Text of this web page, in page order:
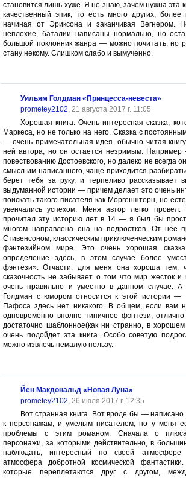
становится лишь хуже. Я не знаю, зачем нужна эта
качественный эпик, то есть много других, более
начиная от Эриксона и заканчивая Вегнером.
неплохие, баталии написаны нормально, но
большой поклонник жанра — можно почитать, но
стану некому. Слишком слабо и вымученно.
Уильям Голдман «Принцесса-невеста»
prometey2102, 21 августа 2017 г. 11:05
Хорошая книга. Очень интересная сказка,
Маркеса, но не только на него. Сказка с
— очень примечательная идея- обычно читая
ней автора, но он остается незримым.
повествованию Достоевского, но далеко не всегда
смысл им написанного, чаще приходится
берет тебя за руку, и терпеливо рассказывает
выдуманной истории — причем делает это очень
поискать такого писателя как Моргенштерн, но
увенчались успехом. Меня автор легко
прочитал эту историю лет в 14 — я был бы
многом направлена она на подростков. От нее
Стивенсоном, классическим приключенческим
фэнтезийном мире. Это очень хорошая
определение здесь, в этом случае более
фэнтези». Отчасти, для меня она хороша тем,
сказочность не забывает о том что мир жесток
очень правильно и уместно в данном случае.
Голдман с юмором относится к этой истории —
Пафоса здесь нет никакого. В общем, если вам
одновременно вполне типичное фэнтези,
достаточно шаблонное(как ни странно, в
очень подойдет эта книга. Особо советую
можно извлечь немалую пользу.
Йен Макдональд «Новая Луна»
prometey2102, 26 июля 2017 г. 12:35
Вот странная книга. Вот вроде бы —
к персонажам, и умелым писателем, но у меня
проблемы с этим романом. Сначала о
персонажи, за которыми действительно, в
наблюдать, интересный по своей
атмосфера добротной космической
которые переплетаются друг с другом,